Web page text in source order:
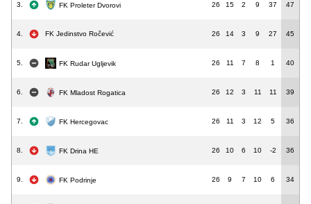
3. FK Proleter Dvorovi 26 15 2 9 37 47
4. FK Jedinstvo Ročević 26 14 3 9 27 45
5. FK Rudar Ugljevik 26 11 7 8 1 40
6. FK Mladost Rogatica 26 12 3 11 11 39
7. FK Hercegovac 26 11 3 12 5 36
8. FK Drina HE 26 10 6 10 -2 36
9. FK Podrinje 26 9 7 10 6 34